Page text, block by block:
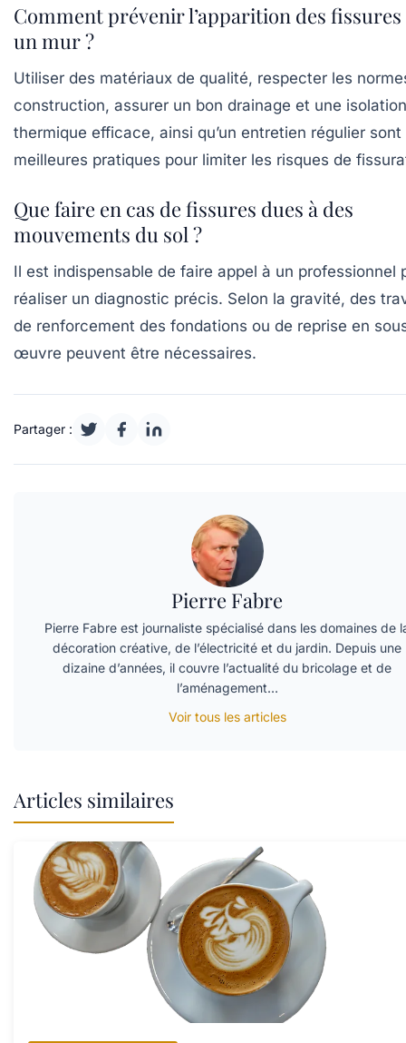
Comment prévenir l’apparition des
un mur ?
Utiliser des matériaux de qualité, respecter les
construction, assurer un bon drainage et une isolation
thermique efficace, ainsi qu’un entretien régulier sont
meilleures pratiques pour limiter les risques de
Que faire en cas de fissures dues à des
mouvements du sol ?
Il est indispensable de faire appel à un professionnel
réaliser un diagnostic précis. Selon la gravité, des
de renforcement des fondations ou de reprise en
œuvre peuvent être nécessaires.
Partager :
Pierre Fabre
Pierre Fabre est journaliste spécialisé dans les domaines de
décoration créative, de l’électricité et du jardin. Depuis une
dizaine d’années, il couvre l’actualité du bricolage et de
l’aménagement…
Voir tous les articles
Articles similaires